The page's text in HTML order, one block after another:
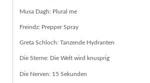
Musa Dagh: Plural me
Freindz: Prepper Spray
Greta Schloch: Tanzende Hydranten
Die Sterne: Die Welt wird knusprig
Die Nerven: 15 Sekunden